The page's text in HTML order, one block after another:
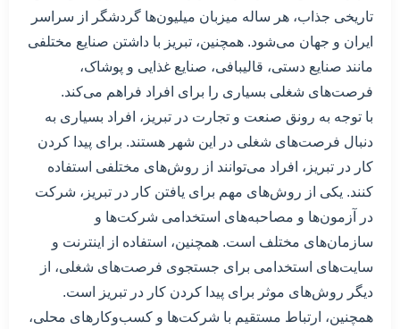
تاریخی جذاب، هر ساله میزبان میلیون‌ها گردشگر از سراسر
ایران و جهان می‌شود. همچنین، تبریز با داشتن صنایع مختلفی
مانند صنایع دستی، قالیبافی، صنایع غذایی و پوشاک،
فرصت‌های شغلی بسیاری را برای افراد فراهم می‌کند.
با توجه به رونق صنعت و تجارت در تبریز، افراد بسیاری به
دنبال فرصت‌های شغلی در این شهر هستند. برای پیدا کردن
کار در تبریز، افراد می‌توانند از روش‌های مختلفی استفاده
کنند. یکی از روش‌های مهم برای یافتن کار در تبریز، شرکت
در آزمون‌ها و مصاحبه‌های استخدامی شرکت‌ها و
سازمان‌های مختلف است. همچنین، استفاده از اینترنت و
سایت‌های استخدامی برای جستجوی فرصت‌های شغلی، از
دیگر روش‌های موثر برای پیدا کردن کار در تبریز است.
همچنین، ارتباط مستقیم با شرکت‌ها و کسب‌وکارهای محلی،